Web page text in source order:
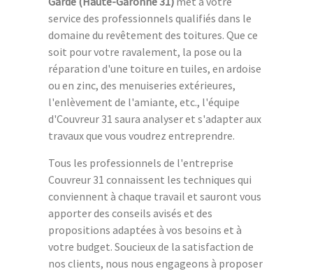
service des professionnels qualifiés dans le
domaine du revêtement des toitures. Que ce
soit pour votre ravalement, la pose ou la
réparation d'une toiture en tuiles, en ardoise
ou en zinc, des menuiseries extérieures,
l'enlèvement de l'amiante, etc., l'équipe
d'Couvreur 31 saura analyser et s'adapter aux
travaux que vous voudrez entreprendre.
Tous les professionnels de l'entreprise
Couvreur 31 connaissent les techniques qui
conviennent à chaque travail et sauront vous
apporter des conseils avisés et des
propositions adaptées à vos besoins et à
votre budget. Soucieux de la satisfaction de
nos clients, nous nous engageons à proposer